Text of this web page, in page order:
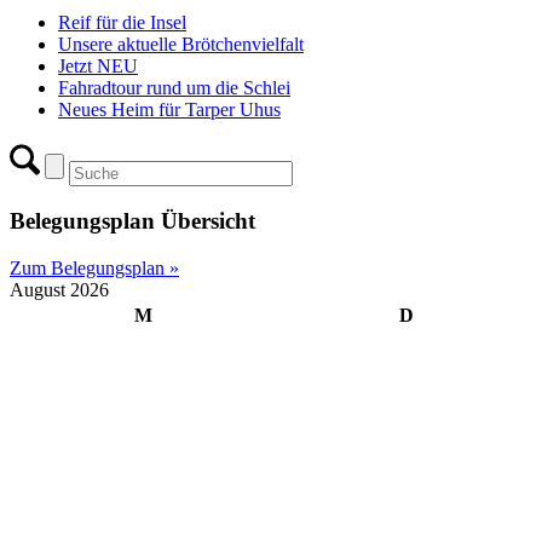
Reif für die Insel
Unsere aktuelle Brötchenvielfalt
Jetzt NEU
Fahradtour rund um die Schlei
Neues Heim für Tarper Uhus
Belegungsplan Übersicht
Zum Belegungsplan »
August 2026
M
D